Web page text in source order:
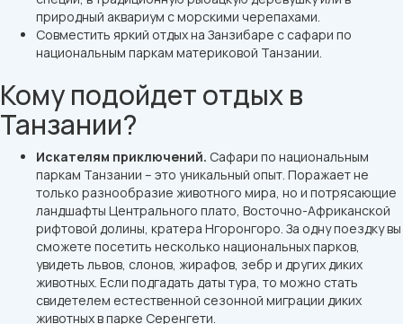
природный аквариум с морскими черепахами.
Совместить яркий отдых на Занзибаре с сафари по
национальным паркам материковой Танзании.
Кому подойдет отдых в
Танзании?
Искателям приключений. Сафари по национальным
паркам Танзании – это уникальный опыт. Поражает не
только разнообразие животного мира, но и потрясающие
ландшафты Центрального плато, Восточно-Африканской
рифтовой долины, кратера Нгоронгоро. За одну поездку вы
сможете посетить несколько национальных парков,
увидеть львов, слонов, жирафов, зебр и других диких
животных. Если подгадать даты тура, то можно стать
свидетелем естественной сезонной миграции диких
животных в парке Серенгети.